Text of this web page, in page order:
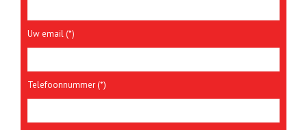
Uw email (*)
Telefoonnummer (*)